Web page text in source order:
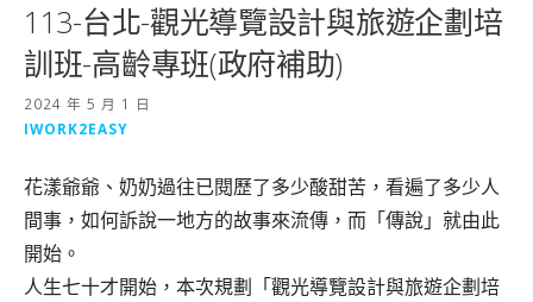
113-台北-觀光導覽設計與旅遊企劃培
訓班-高齡專班(政府補助)
2024 年 5 月 1 日
IWORK2EASY
花漾爺爺、奶奶過往已閱歷了多少酸甜苦，看遍了多少人
間事，如何訴說一地方的故事來流傳，而「傳說」就由此
開始。
人生七十才開始，本次規劃「觀光導覽設計與旅遊企劃培